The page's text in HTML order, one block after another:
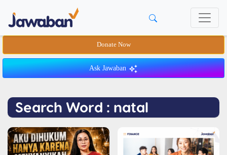
Donate Now
Ask Jawaban
Search Word : natal